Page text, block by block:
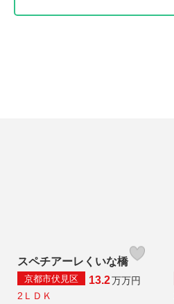
スペチアーレくいな橋
京都市伏見区 13.2万万円
2ＬＤＫ